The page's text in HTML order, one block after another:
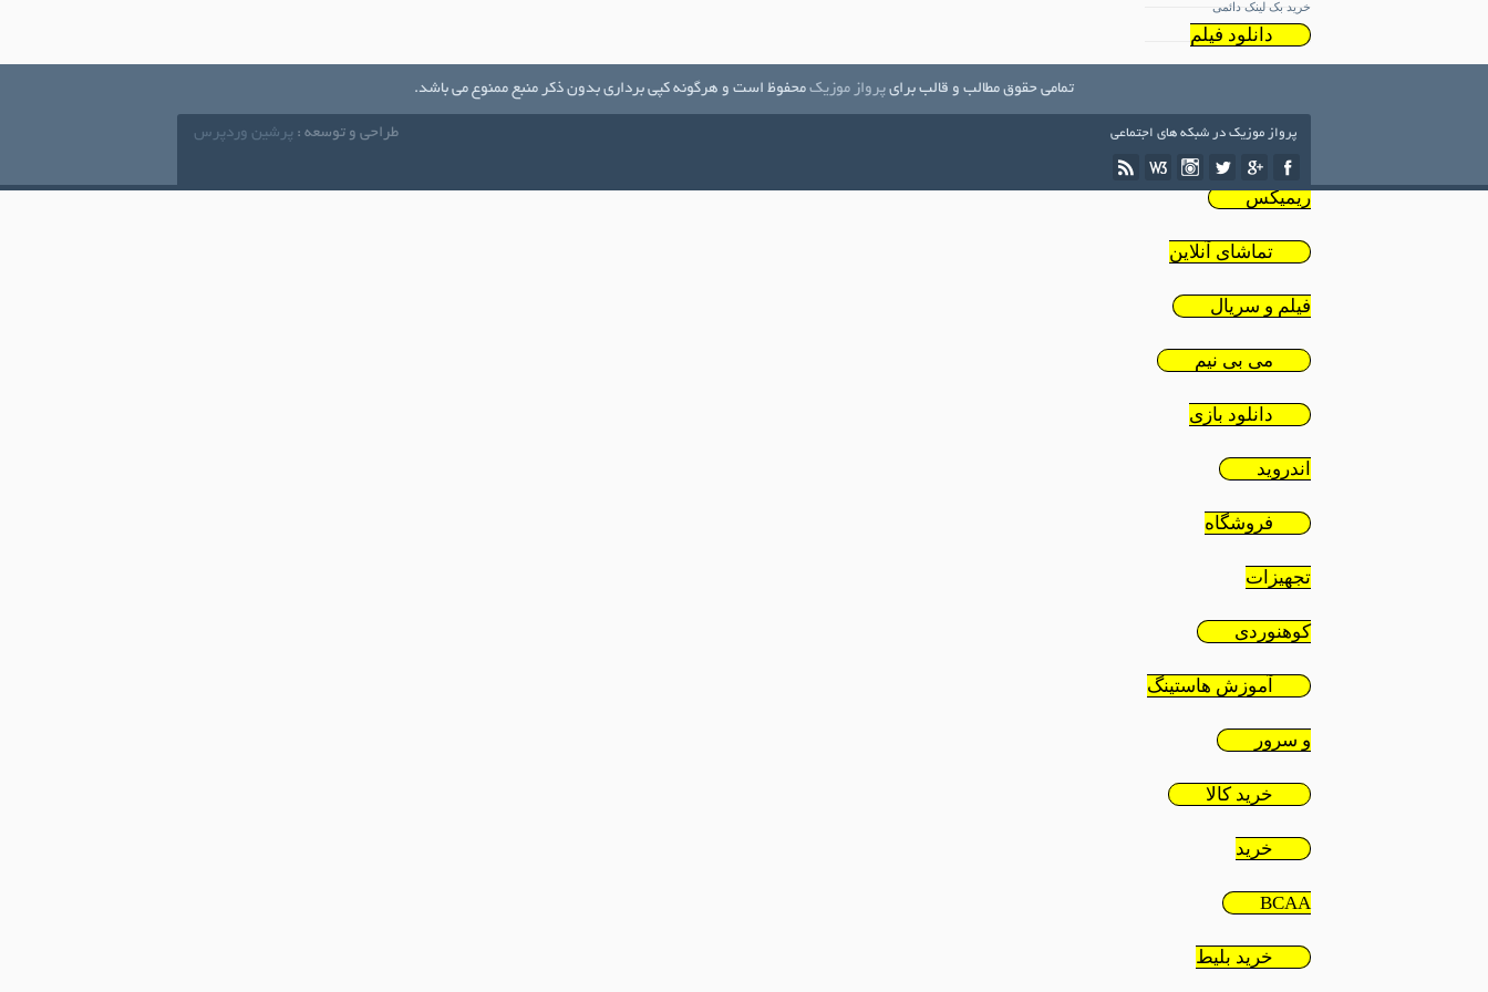
خرید بک لینک دائمی
دانلود فیلم
دانلود
ریمیکس
تماشای آنلاین
فیلم و سریال
می بی نیم
دانلود بازی
اندروید
فروشگاه
تجهیزات
کوهنوردی
آموزش هاستینگ
و سرور
خرید کالا
خرید
BCAA
خرید بلیط
تمامی حقوق مطالب و قالب برای پرواز موزیک محفوظ است و هرگونه کپی برداری بدون ذکر منبع ممنوع می باشد.
پرواز موزیک در شبکه های اجتماعی طراحی و توسعه : پرشین وردپرس